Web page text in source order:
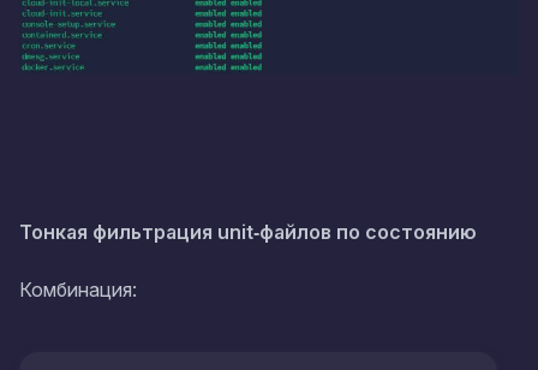
Тонкая фильтрация unit‑файлов по состоянию
Комбинация: